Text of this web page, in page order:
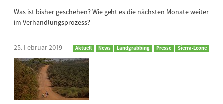
Was ist bisher geschehen? Wie geht es die nächsten Monate weiter
im Verhandlungsprozess?
25. Februar 2019 Aktuell News Landgrabbing Presse Sierra-Leone